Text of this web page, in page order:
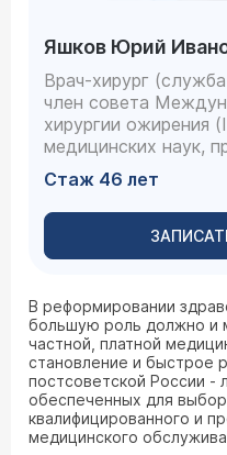
Яшков Юрий
Врач-хирург
член совета
хирургии ожирения
медицинских наук,
Стаж 46 лет
В реформировании
большую роль должно и
частной, платной
становление и быстрое
постсоветской России -
обеспеченных для
квалифицированного и
медицинского